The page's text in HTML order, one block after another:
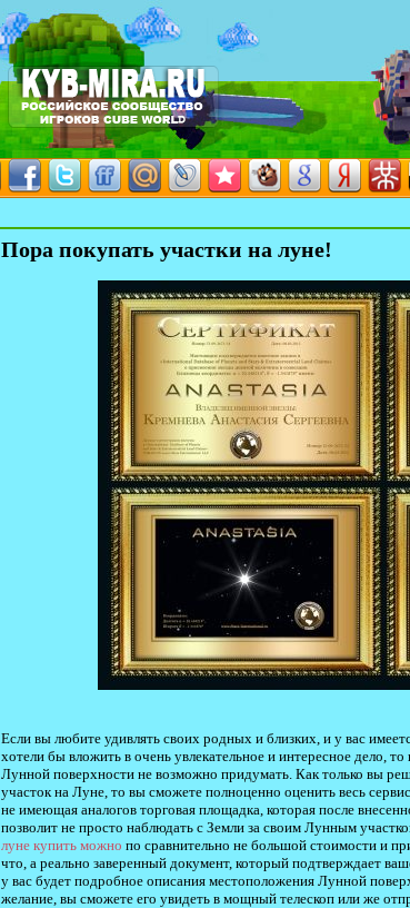
Пора покупать участки на луне!
Если вы любите удивлять своих родных и близких, и у вас
хотели бы вложить в очень увлекательное и интересное дело,
Лунной поверхности не возможно придумать. Как только вы
участок на Луне, то вы сможете полноценно оценить весь
не имеющая аналогов торговая площадка, которая после
позволит не просто наблюдать с Земли за своим Лунным
луне купить можно по сравнительно не большой стоимости и
что, а реально заверенный документ, который подтверждает
у вас будет подробное описания местоположения Лунной
желание, вы сможете его увидеть в мощный телескоп или же